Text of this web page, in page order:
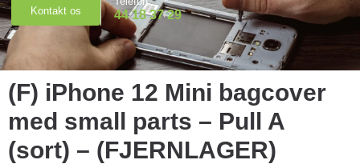
Kontakt os 44 18 37 29
(F) iPhone 12 Mini bagcover
med small parts – Pull A
(sort) – (FJERNLAGER)